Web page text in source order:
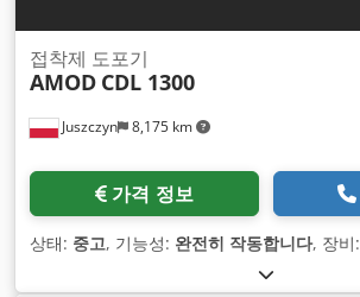
Juszczyn 8,175 km
접착제 도포기
AMOD CDL 1300
가격 정보
상태: 중고, 기능성: 완전히 작동합니다, 장비: